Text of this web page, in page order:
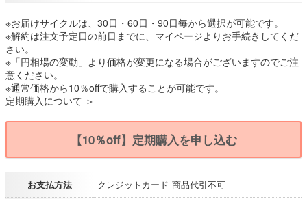
※お届けサイクルは、30日・60日・90日毎から選択が可能です。
※解約は注文予定日の前日までに、マイページよりお手続きしてくだ
さい。
※「円相場の変動」より価格が変更になる場合がございますのでご注
意ください。
※通常価格から10％offで購入することが可能です。
定期購入について ＞
【10％off】定期購入を申し込む
お支払方法 クレジットカード 商品代引不可